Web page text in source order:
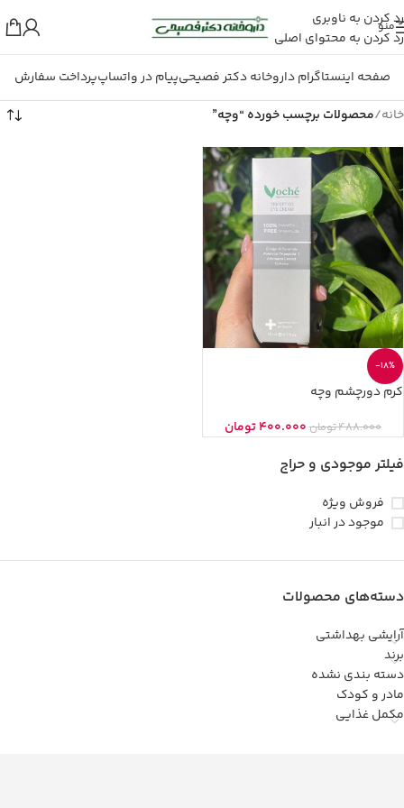
رد کردن به ناوبری
رد کردن به محتوای اصلی
منو
صفحه اینستاگرام داروخانه دکتر فصیحیپیام در واتساپپرداخت سفارش
خانه/محصولات برچسب خورده “وچه”
-18%
کرم دورچشم وچه
488.000تومان 400.000تومان
فیلتر موجودی و حراج
فروش ویژه
موجود در انبار
دسته‌های محصولات
آرایشی بهداشتی
برند
دسته بندی نشده
مادر و کودک
مکمل غذایی